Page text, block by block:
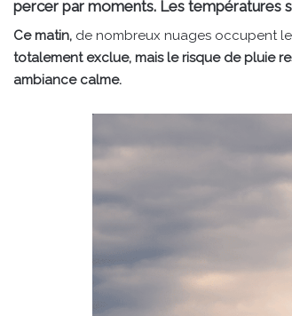
percer par moments. Les températures
Ce matin, de nombreux nuages occupent
totalement exclue, mais le risque de pluie
ambiance calme.